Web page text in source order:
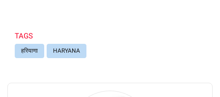
TAGS
हरियाणा HARYANA